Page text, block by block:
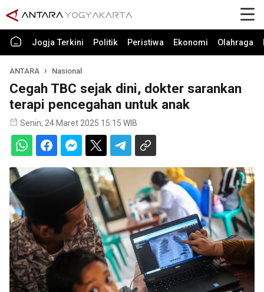
Jogja Terkini Politik Peristiwa Ekonomi Olahraga
ANTARA Nasional
Cegah TBC sejak dini, dokter sarankan
terapi pencegahan untuk anak
Senin, 24 Maret 2025 15:15 WIB